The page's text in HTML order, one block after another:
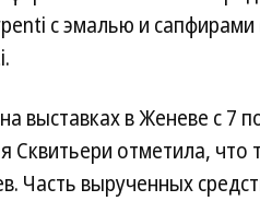
с эмалью и сапфирами
выставках в Женеве с 7
Сквитьери отметила, что
Часть вырученных